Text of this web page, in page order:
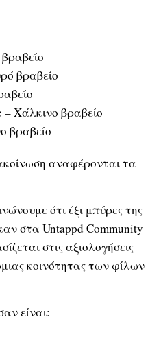
βραβείο
Χάλκινο βραβείο
βραβείο
αναφέρονται τα
ότι έξι μπύρες της
στα Untappd Community
στις αξιολογήσεις
κοινότητας των φίλων
είναι: